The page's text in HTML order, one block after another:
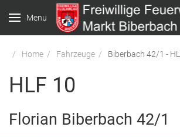
Menu
Home Fahrzeuge Biberbach 42/1 -
HLF 10
Florian Biberbach 42/1